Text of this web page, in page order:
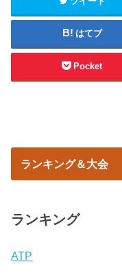
はてブ
Pocket
ランキング＆大会
ランキング
ATP